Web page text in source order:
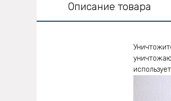
Описание товара